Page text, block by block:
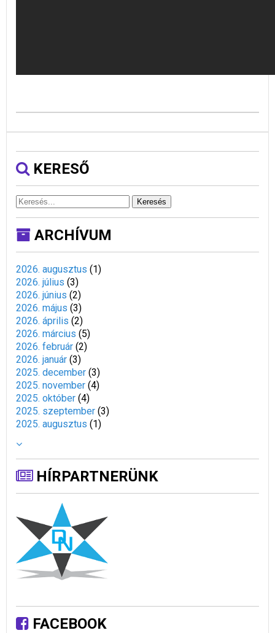
KERESŐ
Keresés
ARCHÍVUM
2026. augusztus (1)
2026. július (3)
2026. június (2)
2026. május (3)
2026. április (2)
2026. március (5)
2026. február (2)
2026. január (3)
2025. december (3)
2025. november (4)
2025. október (4)
2025. szeptember (3)
2025. augusztus (1)
HÍRPARTNERÜNK
FACEBOOK